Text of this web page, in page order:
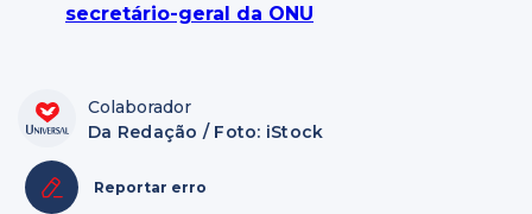
secretário-geral da ONU
Colaborador
Da Redação / Foto: iStock
Reportar erro